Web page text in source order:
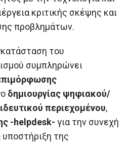
κριτικής σκέψης και
προβλημάτων.
του
συμπληρώνει
δημιουργίας ψηφιακού/
περιεχομένου,
-helpdesk- για την συνεχή
της